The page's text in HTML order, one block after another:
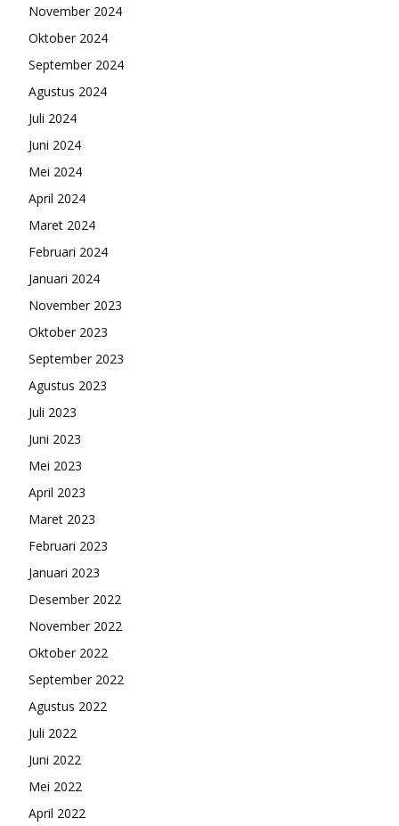
November 2024
Oktober 2024
September 2024
Agustus 2024
Juli 2024
Juni 2024
Mei 2024
April 2024
Maret 2024
Februari 2024
Januari 2024
November 2023
Oktober 2023
September 2023
Agustus 2023
Juli 2023
Juni 2023
Mei 2023
April 2023
Maret 2023
Februari 2023
Januari 2023
Desember 2022
November 2022
Oktober 2022
September 2022
Agustus 2022
Juli 2022
Juni 2022
Mei 2022
April 2022